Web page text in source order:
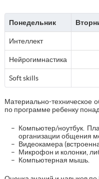
Понедельник
Интеллект
Нейрогимнастика
Soft skills
Материально-техническое
по программе ребенку
Компьютер/ноутбук.
организации общения
Видеокамера
Микрофон и колонки,
Компьютерная мышь.